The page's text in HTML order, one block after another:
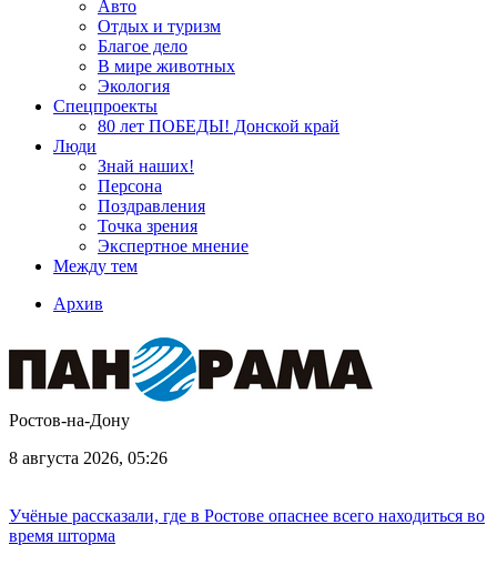
Авто
Отдых и туризм
Благое дело
В мире животных
Экология
Спецпроекты
80 лет ПОБЕДЫ! Донской край
Люди
Знай наших!
Персона
Поздравления
Точка зрения
Экспертное мнение
Между тем
Архив
Ростов-на-Дону
8 августа 2026, 05:26
Учёные рассказали, где в Ростове опаснее всего находиться во
время шторма